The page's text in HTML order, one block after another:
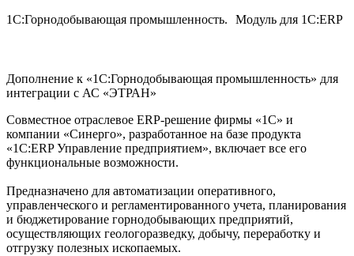
1С:Горнодобывающая промышленность. Модуль для 1С:ERP
Дополнение к «1С:Горнодобывающая промышленность» для
интеграции с АС «ЭТРАН»
Совместное отраслевое ERP-решение фирмы «1С» и
компании «Синерго», разработанное на базе продукта
«1С:ERP Управление предприятием», включает все его
функциональные возможности.
Предназначено для автоматизации оперативного,
управленческого и регламентированного учета, планирования
и бюджетирование горнодобывающих предприятий,
осуществляющих геологоразведку, добычу, переработку и
отгрузку полезных ископаемых.